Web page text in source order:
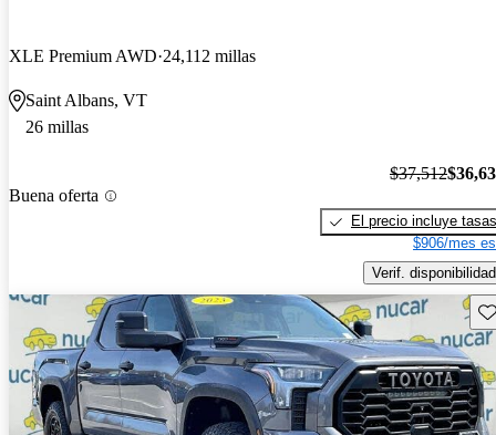
XLE Premium AWD 24,112 millas
Saint Albans, VT
26 millas
Buena oferta
$37,512
El precio incluye tasas
$906/mes
Verif. disponibilidad